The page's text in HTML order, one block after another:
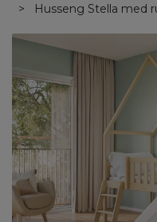
Husseng Stella med